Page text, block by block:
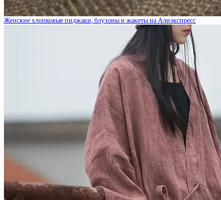
Женские хлопковые пиджаки, блузоны и жакеты на Алиэкспресс